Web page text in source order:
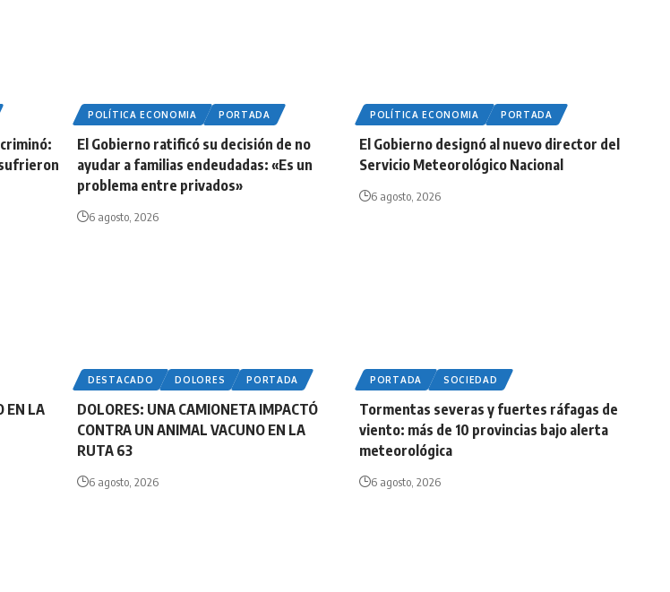
POLÍTICA ECONOMIA PORTADA
El Gobierno ratificó su decisión de no
ayudar a familias endeudadas: «Es un
problema entre privados»
6 agosto, 2026
POLÍTICA ECONOMIA PORTADA
El Gobierno designó al nuevo director del
Servicio Meteorológico Nacional
6 agosto, 2026
EN LA
DESTACADO DOLORES PORTADA
DOLORES: UNA CAMIONETA IMPACTÓ
CONTRA UN ANIMAL VACUNO EN LA
RUTA 63
6 agosto, 2026
PORTADA SOCIEDAD
Tormentas severas y fuertes ráfagas de
viento: más de 10 provincias bajo alerta
meteorológica
6 agosto, 2026